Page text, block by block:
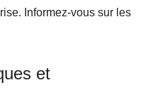
Informez-vous sur les
et